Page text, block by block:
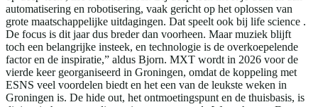
automatisering en robotisering, vaak gericht op het oplossen van
grote maatschappelijke uitdagingen. Dat speelt ook bij life science .
De focus is dit jaar dus breder dan voorheen. Maar muziek blijft
toch een belangrijke insteek, en technologie is de overkoepelende
factor en de inspiratie,” aldus Bjorn. MXT wordt in 2026 voor de
vierde keer georganiseerd in Groningen, omdat de koppeling met
ESNS veel voordelen biedt en het een van de leukste weken in
Groningen is. De hide out, het ontmoetingspunt en de thuisbasis, is